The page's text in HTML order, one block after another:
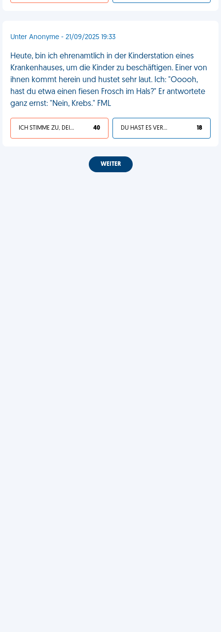
Unter Anonyme - 21/09/2025 19:33
Heute, bin ich ehrenamtlich in der Kinderstation eines
Krankenhauses, um die Kinder zu beschäftigen. Einer von
ihnen kommt herein und hustet sehr laut. Ich: "Ooooh,
hast du etwa einen fiesen Frosch im Hals?" Er antwortete
ganz ernst: "Nein, Krebs." FML
ICH STIMME ZU, DEIN LEBEN IST SCHEISSE 40 DU HAST ES VERDIENT 18
WEITER